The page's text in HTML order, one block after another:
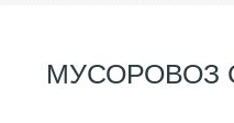
МУСОРОВОЗ